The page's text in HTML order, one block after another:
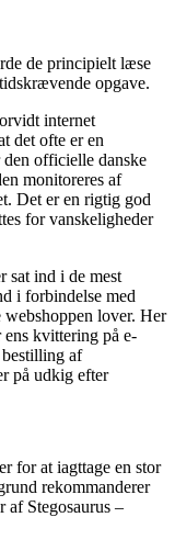
de principielt læse
opgave.
internet
det ofte er en
officielle danske
monitoreres af
Det er en rigtig god
for vanskeligheder
sat ind i de mest
i forbindelse med
lover. Her
ens kvittering på e-
af
på udkig efter
for at iagttage en stor
rekommanderer
af Stegosaurus –